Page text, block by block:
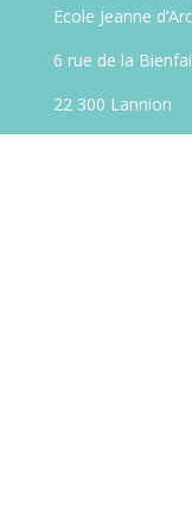
Ecole Jeanne d’Arc
6 rue de la
22 300 Lannion